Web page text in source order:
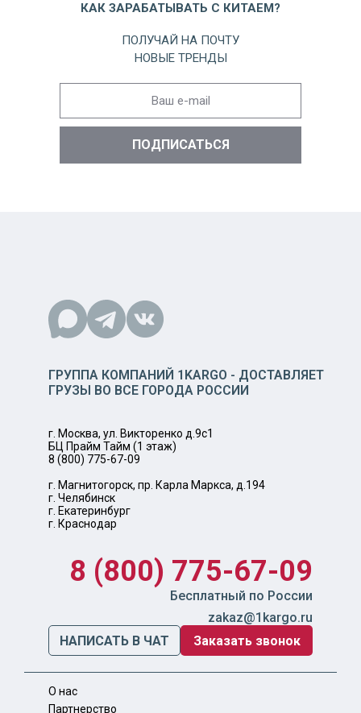
КАК ЗАРАБАТЫВАТЬ С КИТАЕМ?
ПОЛУЧАЙ НА ПОЧТУ
НОВЫЕ ТРЕНДЫ
ГРУППА КОМПАНИЙ 1KARGO - ДОСТАВЛЯЕТ
ГРУЗЫ ВО ВСЕ ГОРОДА РОССИИ
г. Москва, ул. Викторенко д.9с1
БЦ Прайм Тайм (1 этаж)
8 (800) 775-67-09
г. Магнитогорск, пр. Карла Маркса, д.194
г. Челябинск
г. Екатеринбург
г. Краснодар
8 (800) 775-67-09
Бесплатный по России
zakaz@1kargo.ru
НАПИСАТЬ В ЧАТ
Заказать звонок
О нас
Партнерство